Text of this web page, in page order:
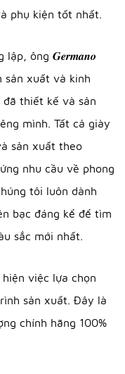
phụ kiện tốt nhất.
lập, ông 𝑮𝒆𝒓𝒎𝒂𝒏𝒐
sản xuất và kinh
đã thiết kế và sản
mình. Tất cả giày
sản xuất theo
nhu cầu về phong
tôi luôn dành
bạc đáng kể để tìm
sắc mới nhất.
hiện việc lựa chọn
sản xuất. Đây là
chính hãng 100%